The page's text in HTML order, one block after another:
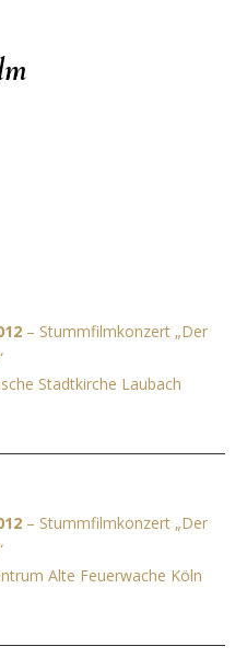
– Stummfilmkonzert „Der
Stadtkirche Laubach
– Stummfilmkonzert „Der
Alte Feuerwache Köln